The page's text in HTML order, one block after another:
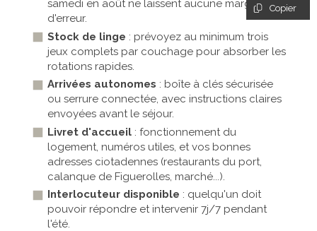
samedi en août ne laissent aucune marge
d'erreur.
Stock de linge : prévoyez au minimum trois
jeux complets par couchage pour absorber les
rotations rapides.
Arrivées autonomes : boîte à clés sécurisée
ou serrure connectée, avec instructions claires
envoyées avant le séjour.
Livret d'accueil : fonctionnement du
logement, numéros utiles, et vos bonnes
adresses ciotadennes (restaurants du port,
calanque de Figuerolles, marché...).
Interlocuteur disponible : quelqu'un doit
pouvoir répondre et intervenir 7j/7 pendant
l'été.
Copier